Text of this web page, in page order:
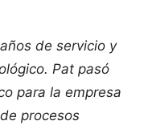
de servicio y
Pat pasó
para la empresa
procesos